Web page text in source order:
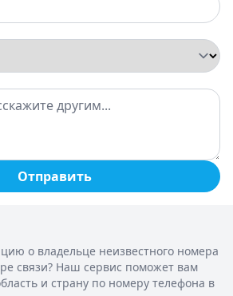
Отправить
о владельце неизвестного номера
связи? Наш сервис поможет вам
и страну по номеру телефона в